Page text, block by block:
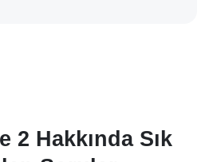
2 Hakkında Sık